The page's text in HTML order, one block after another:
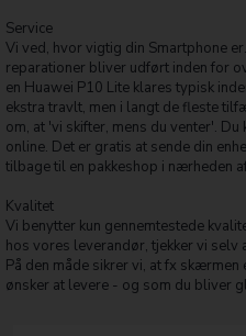
Service
Vi ved, hvor vigtig din Smartphone
reparationer bliver udført inden for
en Huawei P10 Lite klares typisk
ekstra travlt, men i langt de fleste
om, at 'vi skifter, mens du venter'.
online. Det er gratis at sende din
tilbage til en pakkeshop i nærheden
Kvalitet
Vi benytter kun gennemtestede
hos vores leverandør, tjekker vi
På den måde sikrer vi, at fx
ønsker at levere - og som du bliver